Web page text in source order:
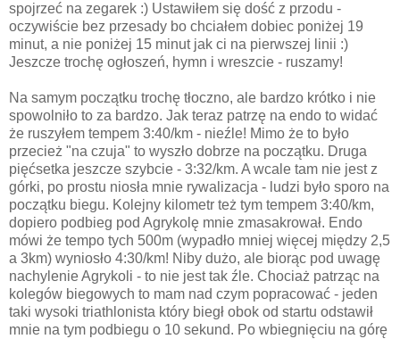
spojrzeć na zegarek :) Ustawiłem się dość z przodu -
oczywiście bez przesady bo chciałem dobiec poniżej 19
minut, a nie poniżej 15 minut jak ci na pierwszej linii :)
Jeszcze trochę ogłoszeń, hymn i wreszcie - ruszamy!
Na samym początku trochę tłoczno, ale bardzo krótko i nie
spowolniło to za bardzo. Jak teraz patrzę na endo to widać
że ruszyłem tempem 3:40/km - nieźle! Mimo że to było
przecież "na czuja" to wyszło dobrze na początku. Druga
pięćsetka jeszcze szybcie - 3:32/km. A wcale tam nie jest z
górki, po prostu niosła mnie rywalizacja - ludzi było sporo na
początku biegu. Kolejny kilometr też tym tempem 3:40/km,
dopiero podbieg pod Agrykolę mnie zmasakrował. Endo
mówi że tempo tych 500m (wypadło mniej więcej między 2,5
a 3km) wyniosło 4:30/km! Niby dużo, ale biorąc pod uwagę
nachylenie Agrykoli - to nie jest tak źle. Chociaż patrząc na
kolegów biegowych to mam nad czym popracować - jeden
taki wysoki triathlonista który biegł obok od startu odstawił
mnie na tym podbiegu o 10 sekund. Po wbiegnięciu na górę